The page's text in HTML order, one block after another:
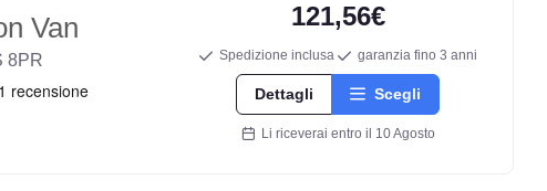
D
70 db
Van
8PR
121,56€
Spedizione inclusa garanzia fino 3 anni
Dettagli Scegli
Li riceverai entro il 10 Agosto